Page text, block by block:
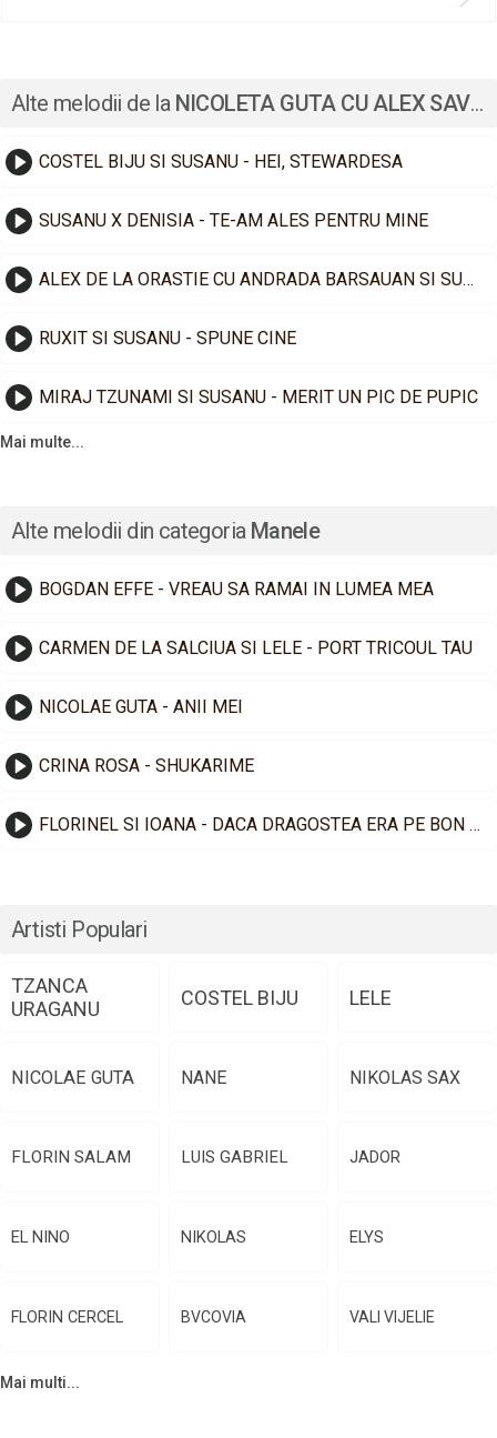
Alte melodii de la NICOLETA GUTA CU ALEX SAVU
COSTEL BIJU SI SUSANU - HEI, STEWARDESA
SUSANU X DENISIA - TE-AM ALES PENTRU MINE
ALEX DE LA ORASTIE CU ANDRADA BARSAUAN SI SUSANU - NO, CA-I FAIN MA
RUXIT SI SUSANU - SPUNE CINE
MIRAJ TZUNAMI SI SUSANU - MERIT UN PIC DE PUPIC
Mai multe...
Alte melodii din categoria Manele
BOGDAN EFFE - VREAU SA RAMAI IN LUMEA MEA
CARMEN DE LA SALCIUA SI LELE - PORT TRICOUL TAU
NICOLAE GUTA - ANII MEI
CRINA ROSA - SHUKARIME
FLORINEL SI IOANA - DACA DRAGOSTEA ERA PE BON FISCAL
Artisti Populari
TZANCA
URAGANU
COSTEL BIJU LELE
NICOLAE GUTA NANE NIKOLAS SAX
FLORIN SALAM LUIS GABRIEL JADOR
EL NINO NIKOLAS ELYS
FLORIN CERCEL BVCOVIA VALI VIJELIE
Mai multi...